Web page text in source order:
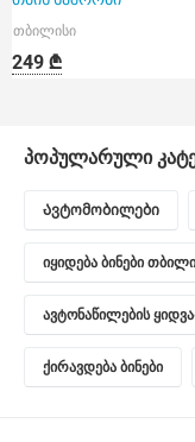
თბილისი
249 ₾
პოპულარული
Ავტომობილები
იყიდება ბინები
ავტონაწილების
ქირავდება ბინები